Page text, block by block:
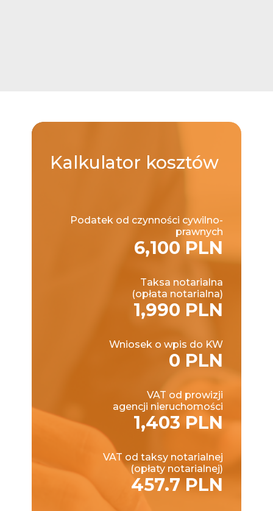
Kalkulator kosztów
Podatek od czynności cywilno-
prawnych
6,100 PLN
Taksa notarialna
(opłata notarialna)
1,990 PLN
Wniosek o wpis do KW
0 PLN
VAT od prowizji
agencji nieruchomości
1,403 PLN
VAT od taksy notarialnej
(opłaty notarialnej)
457.7 PLN